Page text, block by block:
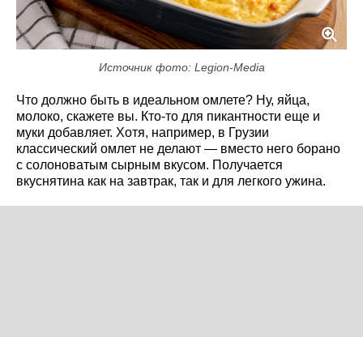
Источник фото: Legion-Media
Что должно быть в идеальном омлете? Ну, яйца,
молоко, скажете вы. Кто-то для пикантности еще и
муки добавляет. Хотя, например, в Грузии
классический омлет не делают — вместо него борано
с солоноватым сырным вкусом. Получается
вкуснятина как на завтрак, так и для легкого ужина.